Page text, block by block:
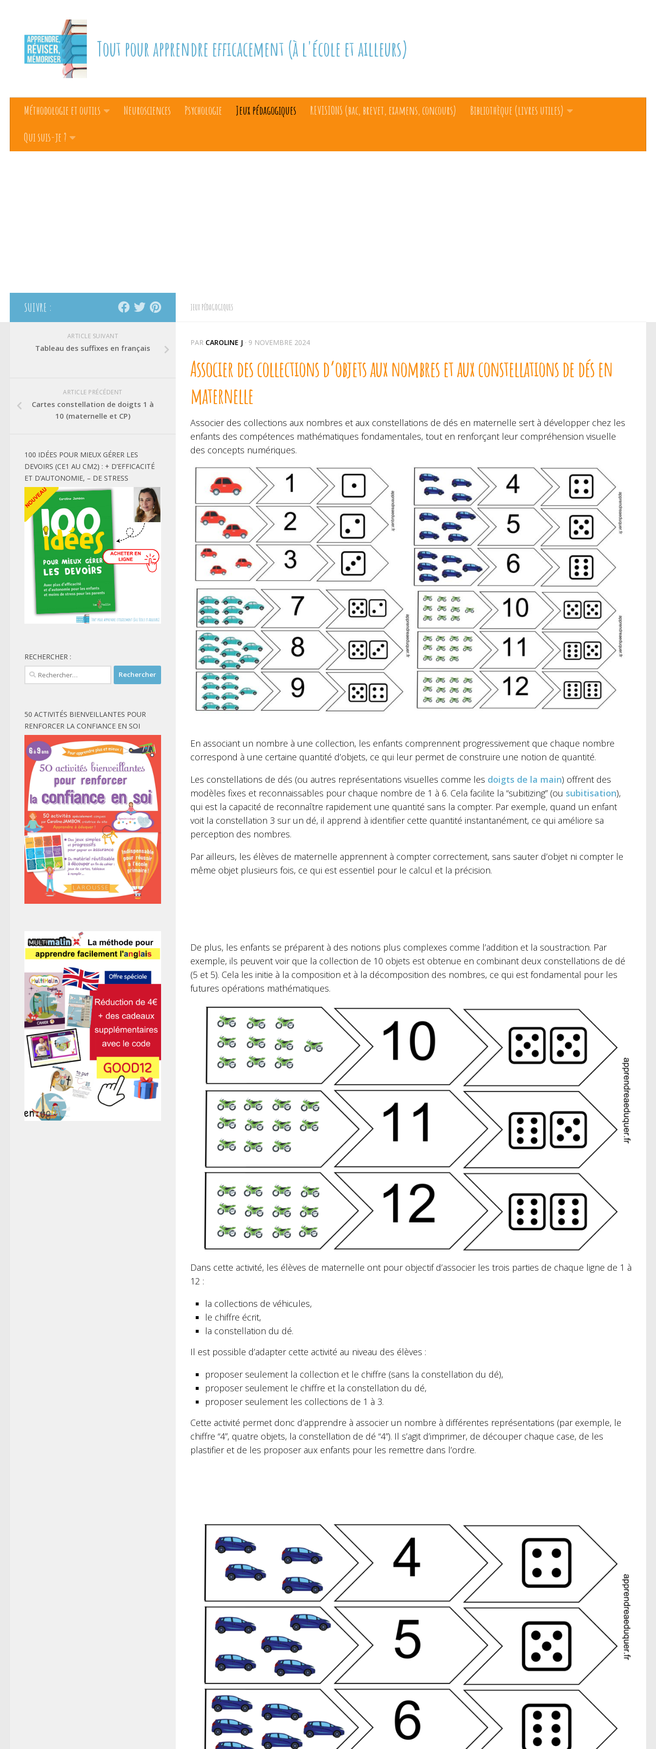
Tout pour apprendre efficacement (à l'école et ailleurs)
Méthodologie et outils Neurosciences Psychologie Jeux pédagogiques REVISIONS (bac, brevet, examens, concours)
Bibliothèque (livres utiles)
Qui suis-je ?
JEUX PÉDAGOGIQUES
PAR CAROLINE J · 9 NOVEMBRE 2024
Associer des collections d’objets aux nombres et aux constellations de dés en
maternelle
Associer des collections aux nombres et aux constellations de dés en maternelle sert à développer chez les
enfants des compétences mathématiques fondamentales, tout en renforçant leur compréhension visuelle
des concepts numériques.
En associant un nombre à une collection, les enfants comprennent progressivement que chaque nombre
correspond à une certaine quantité d’objets, ce qui leur permet de construire une notion de quantité.
Les constellations de dés (ou autres représentations visuelles comme les doigts de la main) offrent des
modèles fixes et reconnaissables pour chaque nombre de 1 à 6. Cela facilite la “subitizing” (ou subitisation),
qui est la capacité de reconnaître rapidement une quantité sans la compter. Par exemple, quand un enfant
voit la constellation 3 sur un dé, il apprend à identifier cette quantité instantanément, ce qui améliore sa
perception des nombres.
Par ailleurs, les élèves de maternelle apprennent à compter correctement, sans sauter d’objet ni compter le
même objet plusieurs fois, ce qui est essentiel pour le calcul et la précision.
De plus, les enfants se préparent à des notions plus complexes comme l’addition et la soustraction. Par
exemple, ils peuvent voir que la collection de 10 objets est obtenue en combinant deux constellations de dé
(5 et 5). Cela les initie à la composition et à la décomposition des nombres, ce qui est fondamental pour les
futures opérations mathématiques.
Dans cette activité, les élèves de maternelle ont pour objectif d’associer les trois parties de chaque ligne de 1 à
12 :
la collections de véhicules,
le chiffre écrit,
la constellation du dé.
Il est possible d’adapter cette activité au niveau des élèves :
proposer seulement la collection et le chiffre (sans la constellation du dé),
proposer seulement le chiffre et la constellation du dé,
proposer seulement les collections de 1 à 3.
Cette activité permet donc d’apprendre à associer un nombre à différentes représentations (par exemple, le
chiffre “4”, quatre objets, la constellation de dé “4”). Il s’agit d’imprimer, de découper chaque case, de les
plastifier et de les proposer aux enfants pour les remettre dans l’ordre.
SUIVRE :
ARTICLE SUIVANT
Tableau des suffixes en français
ARTICLE PRÉCÉDENT
Cartes constellation de doigts 1 à
10 (maternelle et CP)
100 IDÉES POUR MIEUX GÉRER LES
DEVOIRS (CE1 AU CM2) : + D’EFFICACITÉ
ET D’AUTONOMIE, – DE STRESS
RECHERCHER :
Rechercher :
50 ACTIVITÉS BIENVEILLANTES POUR
RENFORCER LA CONFIANCE EN SOI